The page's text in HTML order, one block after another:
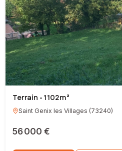
Terrain - 1 102m²
Saint Genix les Villages (73240)
56 000 €